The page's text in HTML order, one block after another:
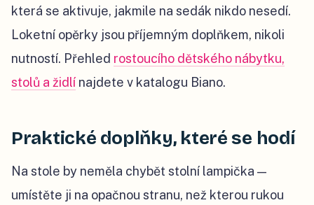
která se aktivuje, jakmile na sedák nikdo nesedí.
Loketní opěrky jsou příjemným doplňkem, nikoli
nutností. Přehled rostoucího dětského nábytku,
stolů a židlí najdete v katalogu Biano.
Praktické doplňky, které se hodí
Na stole by neměla chybět stolní lampička —
umístěte ji na opačnou stranu, než kterou rukou